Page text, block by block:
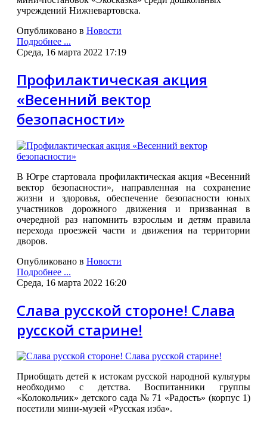
учреждений Нижневартовска.
Опубликовано в Новости
Подробнее ...
Среда, 16 марта 2022 17:19
Профилактическая акция
«Весенний вектор
безопасности»
В Югре стартовала профилактическая акция «Весенний
вектор безопасности», направленная на сохранение
жизни и здоровья, обеспечение безопасности юных
участников дорожного движения и призванная в
очередной раз напомнить взрослым и детям правила
перехода проезжей части и движения на территории
дворов.
Опубликовано в Новости
Подробнее ...
Среда, 16 марта 2022 16:20
Слава русской стороне! Слава
русской старине!
Приобщать детей к истокам русской народной культуры
необходимо с детства. Воспитанники группы
«Колокольчик» детского сада № 71 «Радость» (корпус 1)
посетили мини-музей «Русская изба».